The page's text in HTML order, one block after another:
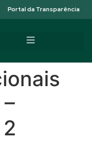
Portal da Transparência